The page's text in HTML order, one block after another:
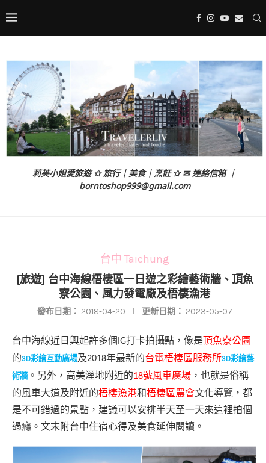
莉芙小姐愛旅遊 ✩ 旅行｜美食｜烹飪 ✩ ✉ 連絡信箱 ｜
borntoshop999@gmail.com
台中 Taichung
[旅遊] 台中海線梧棲區一日遊之彩繪藝術牆、頂魚
寮公園、風力發電廠及梧棲漁港
發布日期： 2018-04-20 更新日期： 2023-05-07
台中海線近日興起許多個 IG打卡拍攝點，像是頂魚寮公園
的3D彩繪互動廣場及2018年最新的台電梧棲區服務所3D彩繪藝
術牆。另外，高美溼地附近的18號風車廣場 ，也就是俗稱
的風車大道及附近的梧棲漁港和梧棲區農會文化導覽，都
是不可錯過的景點，建議可以安排半天至一天來這裡拍個
過癮。文末附台中住宿心得及美食延伸閱讀。